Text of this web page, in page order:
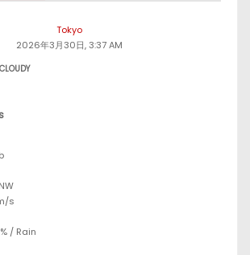
Tokyo
2026年3月30日, 3:37 AM
s
/ Rain